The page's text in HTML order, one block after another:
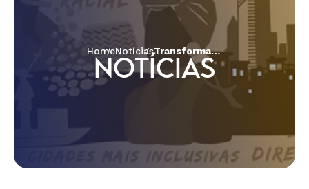
HomeNotícias Transformando Ideias em Ações: Curso de Incidência Política
NOTÍCIAS